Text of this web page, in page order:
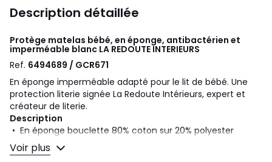
Description détaillée
Protège matelas bébé, en éponge, antibactérien et
imperméable blanc LA REDOUTE INTERIEURS
Ref. 6494689 / GCR671
En éponge imperméable adapté pour le lit de bébé. Une
protection literie signée La Redoute Intérieurs, expert et
créateur de literie.
Description
• En éponge bouclette 80% coton sur 20% polyester
enduit 100% polyuréthane (250g/m2)
• Forme de l’alèse : drap-housse
Voir plus